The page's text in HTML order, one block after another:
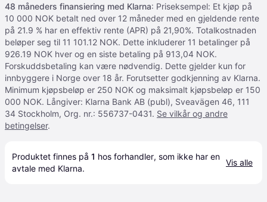
48 måneders finansiering med Klarna: Priseksempel: Et kjøp på
10 000 NOK betalt ned over 12 måneder med en gjeldende rente
på 21.9 % har en effektiv rente (APR) på 21,90%. Totalkostnaden
beløper seg til 11 101.12 NOK. Dette inkluderer 11 betalinger på
926.19 NOK hver og en siste betaling på 913,04 NOK.
Forskuddsbetaling kan være nødvendig. Dette gjelder kun for
innbyggere i Norge over 18 år. Forutsetter godkjenning av Klarna.
Minimum kjøpsbeløp er 250 NOK og maksimalt kjøpsbeløp er 150
000 NOK. Långiver: Klarna Bank AB (publ), Sveavägen 46, 111
34 Stockholm, Org. nr.: 556737-0431. Se vilkår og andre
betingelser.
Produktet finnes på 1 hos forhandler, som ikke har en
avtale med Klarna.
Vis alle